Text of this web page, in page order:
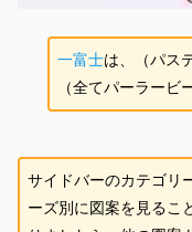
一富士は、（パス
（全てパーラービ
サイドバーのカテゴリ
ーズ別に図案を見るこ